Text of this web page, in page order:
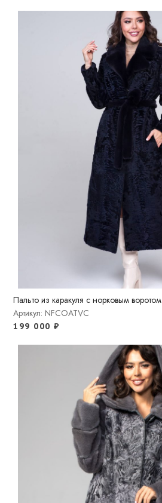
Пальто из каракуля с норковым воротом
Артикул: NFCOATVC
199 000₽